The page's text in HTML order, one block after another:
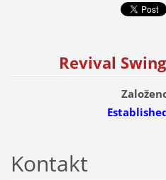
Revival
Kontakt